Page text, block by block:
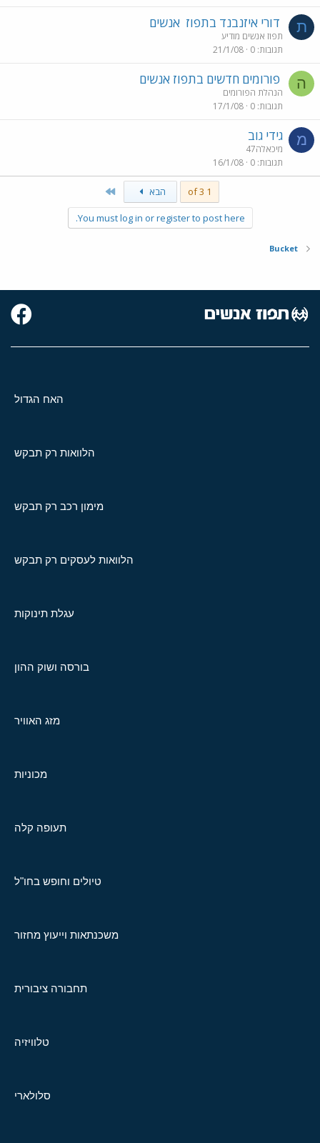
ת דורי איזנבנד בתפוז אנשים
תפוז אנשים מודיע
תגובות 0
21/1/08
ה פורומים חדשים בתפוז אנשים
הנהלת הפורומים
תגובות 0
17/1/08
מ גידי גוב
מיכאלה47
תגובות 0
16/1/08
1 of 3 הבא
You must log in or register to post here.
Bucket
האח הגדול
הלוואות רק תבקש
מימון רכב רק תבקש
הלוואות לעסקים רק תבקש
עגלת תינוקות
בורסה ושוק ההון
מזג האוויר
מכוניות
תעופה קלה
טיולים וחופש בחו"ל
משכנתאות וייעוץ מחזור
תחבורה ציבורית
טלוויזיה
סלולארי